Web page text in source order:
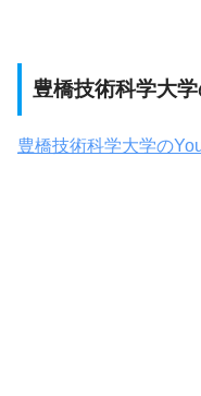
豊橋技術科学大
豊橋技術科学大学の